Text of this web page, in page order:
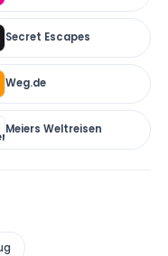
Secret Escapes
Weg.de
Meiers Weltreisen